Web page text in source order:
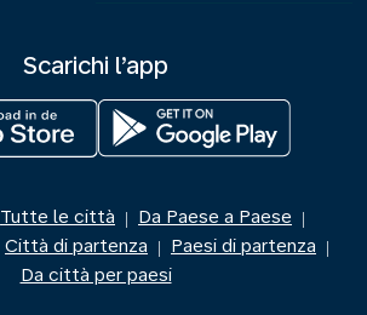
Scarichi l’app
Tutte le città | Da Paese a Paese |
Città di partenza | Paesi di partenza |
Da città per paesi